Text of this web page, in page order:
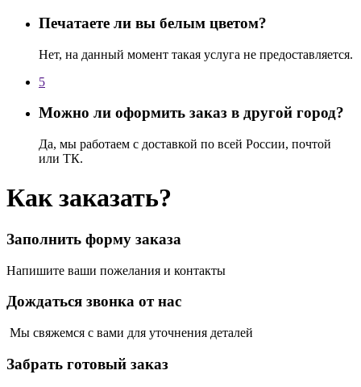
Печатаете ли вы белым цветом?
Нет, на данный момент такая услуга не предоставляется.
5
Можно ли оформить заказ в другой город?
Да, мы работаем с доставкой по всей России, почтой
или ТК.
Как заказать?
Заполнить форму заказа
Напишите ваши пожелания и контакты
Дождаться звонка от нас
Мы свяжемся с вами для уточнения деталей
Забрать готовый заказ